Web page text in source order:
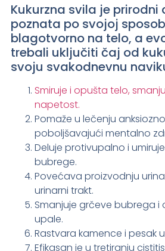
Kukurzna svila je prirodni
poznata po svojoj
blagotvorno na telo, a
trebali uključiti čaj od
svoju svakodnevnu
Smiruje i opušta telo,
napetost.
Pomaže u lečenju
poboljšavajući mentalno
Deluje protivupalno i
bubrege.
Povećava proizvodnju
urinarni trakt.
Smanjuje grčeve bubrega i
upale.
Rastvara kamence i pesak
Efikasan je u tretiranju